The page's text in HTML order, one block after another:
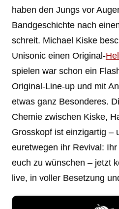
haben den Jungs vor
Bandgeschichte nach
schreit. Michael Kiske
Unisonic einen Original-
spielen war schon ein
Original-Line-up und mit
etwas ganz Besonderes.
Chemie zwischen Kiske,
Grosskopf ist einzigartig –
euretwegen ihr Revival:
euch zu wünschen – jetzt
live, in voller Besetzung